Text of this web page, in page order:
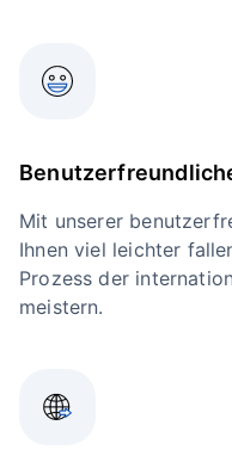
Mit unserer
Ihnen viel leichter
Prozess der
meistern.